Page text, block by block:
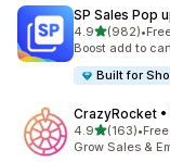
SP Sales Pop
4.9เต็ม 5 ดาว
(982)
ทั้งหมด 982 รีวิว
•
Boost add to
Built for
CrazyRocket •
4.9เต็ม 5 ดาว
(163)
ทั้งหมด 163 รีวิว
•
Grow Sales &